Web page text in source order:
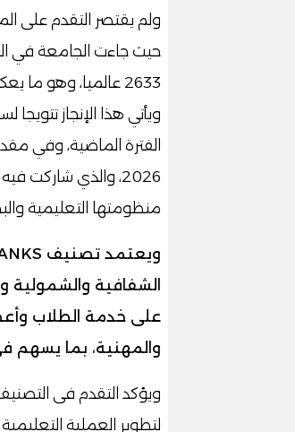
ولم يقتصر التقدم على
حيث جاءت الجامعة في
2633 عالميا، وهو
ويأتي هذا الإنجاز
2026، والذي
منظومتها التعليمية
الشفافية والشمولية
على خدمة الطلاب
والمهنية، بما يسهم في تمكين
ويؤكد التقدم فى
لتطوير العملية